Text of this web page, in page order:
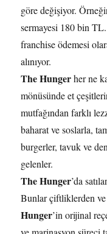
göre değişiyor.
sermayesi 180 bin
franchise ödemesi
alınıyor.
The Hungerher ne
mönüsünde et
mutfağından farklı
baharat ve soslarla,
burgerler, tavuk ve
gelenler.
The Hunger’da
Bunlar çiftliklerden
Hunger’in orijinal